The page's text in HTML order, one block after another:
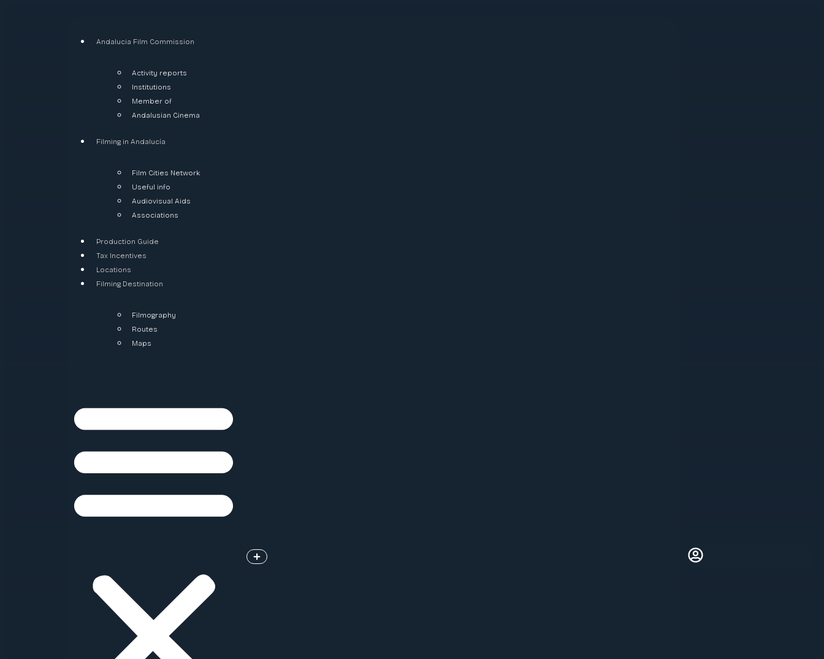
Andalucia Film Commission
Activity reports
Institutions
Member of
Andalusian Cinema
Filming in Andalucía
Film Cities Network
Useful info
Audiovisual Aids
Associations
Production Guide
Tax Incentives
Locations
Filming Destination
Filmography
Routes
Maps